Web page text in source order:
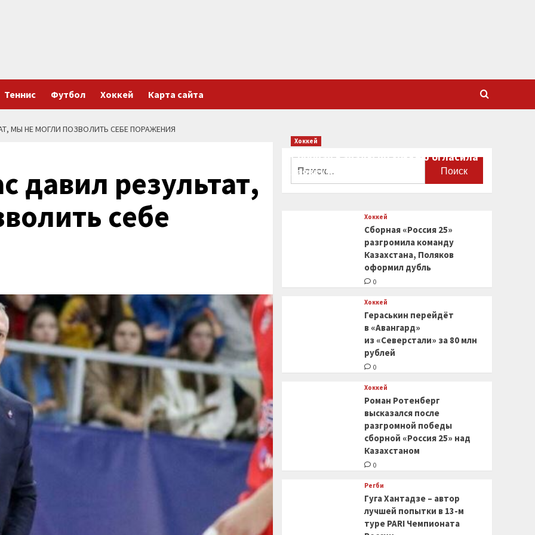
Теннис Футбол Хоккей Карта сайта
МЫ НЕ МОГЛИ ПОЗВОЛИТЬ СЕБЕ ПОРАЖЕНИЯ
давил результат,
себе
Хоккей
Сборная Канады по хоккею огласила
заявку на чемпионат мира
Хоккей
Сборная «Россия 25»
разгромила команду
Казахстана, Поляков
оформил дубль
0
Хоккей
Гераськин перейдёт
в «Авангард»
из «Северстали» за 80 млн
рублей
0
Хоккей
Роман Ротенберг
высказался после
разгромной победы
сборной «Россия 25» над
Казахстаном
0
Регби
Гуга Хантадзе – автор
лучшей попытки в 13-м
туре PARI Чемпионата